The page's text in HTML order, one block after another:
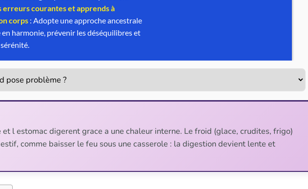
et l estomac digerent grace a une chaleur interne. Le froid (glace, crudites, frigo)
comme baisser le feu sous une casserole : la digestion devient lente et